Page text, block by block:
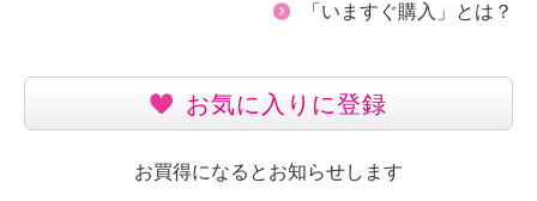
「いますぐ購入」とは？
お気に入りに登録
お買得になるとお知らせします